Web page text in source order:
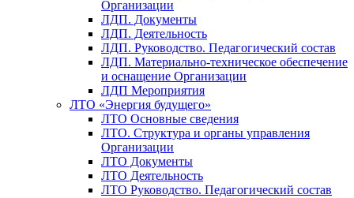
Организации
ЛДП. Документы
ЛДП. Деятельность
ЛДП. Руководство. Педагогический состав
ЛДП. Материально-техническое обеспечение
и оснащение Организации
ЛДП Мероприятия
ЛТО «Энергия будущего»
ЛТО Основные сведения
ЛТО. Структура и органы управления
Организации
ЛТО Документы
ЛТО Деятельность
ЛТО Руководство. Педагогический состав